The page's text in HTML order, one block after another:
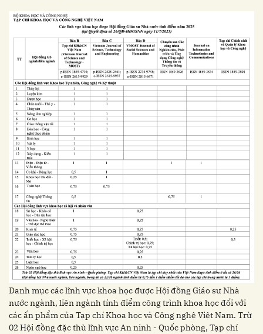
Danh mục các lĩnh vực khoa học được Hội đồng Giáo sư Nhà
nước ngành, liên ngành tính điểm công trình khoa học đối với
các ấn phẩm của Tạp chí Khoa học và Công nghệ Việt Nam. Trừ
02 Hội đồng đặc thù lĩnh vực An ninh - Quốc phòng, Tạp chí